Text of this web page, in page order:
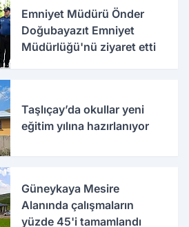
Emniyet Müdürü Önder
Doğubayazıt Emniyet
Müdürlüğü'nü ziyaret etti
Taşlıçay’da okullar yeni
eğitim yılına hazırlanıyor
Güneykaya Mesire
Alanında çalışmaların
yüzde 45'i tamamlandı